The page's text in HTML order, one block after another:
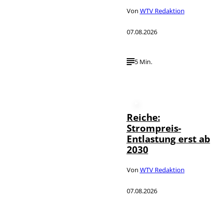
Von WTV Redaktion
07.08.2026
5 Min.
Reiche:
Strompreis-
Entlastung erst ab
2030
Von WTV Redaktion
07.08.2026